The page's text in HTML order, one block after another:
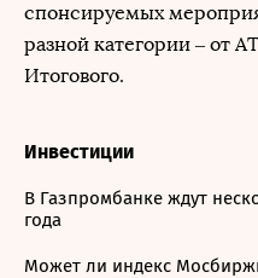
спонсируемых
разной категории – от
Итогового.
Инвестиции
В Газпромбанке ждут
года
Может ли индекс